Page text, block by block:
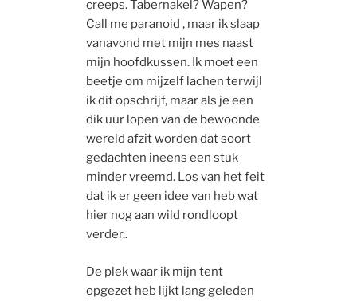
creeps. Tabernakel? Wapen?
Call me paranoid , maar ik slaap
vanavond met mijn mes naast
mijn hoofdkussen. Ik moet een
beetje om mijzelf lachen terwijl
ik dit opschrijf, maar als je een
dik uur lopen van de bewoonde
wereld afzit worden dat soort
gedachten ineens een stuk
minder vreemd. Los van het feit
dat ik er geen idee van heb wat
hier nog aan wild rondloopt
verder..
De plek waar ik mijn tent
opgezet heb lijkt lang geleden